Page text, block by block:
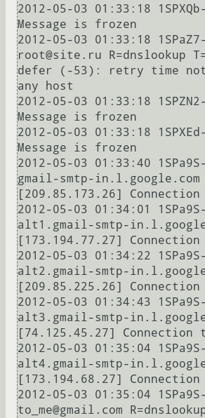
2012-05-03 01:33:18 1SPXQb-
Message is frozen
2012-05-03 01:33:18
root@site.ru R=dnslookup
defer (-53): retry time
any host
2012-05-03 01:33:18
Message is frozen
2012-05-03 01:33:18
Message is frozen
2012-05-03 01:33:40
gmail-smtp-in.l.google.com
[209.85.173.26]
2012-05-03 01:34:01
alt1.gmail-smtp-
[173.194.77.27]
2012-05-03 01:34:22
alt2.gmail-smtp-
[209.85.225.26]
2012-05-03 01:34:43
alt3.gmail-smtp-
[74.125.45.27] Connection
2012-05-03 01:35:04
alt4.gmail-smtp-
[173.194.68.27]
2012-05-03 01:35:04
to_me@gmail.com